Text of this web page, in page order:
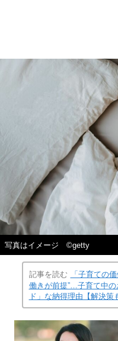
写真はイメージ ©getty
記事を読む
「子育ての
働きが前提”…子育て中
ド」な納得理由【解決策